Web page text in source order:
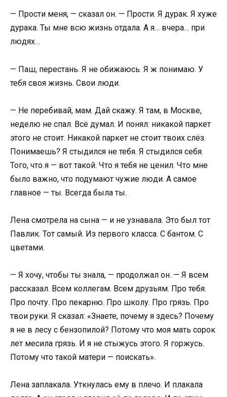
— Прости меня, — сказал он. — Прости. Я дурак. Я хуже
дурака. Ты мне всю жизнь отдала. А я… вчера… при
людях…
— Паш, перестань. Я не обижаюсь. Я ж понимаю. У
тебя своя жизнь. Свои люди.
— Не перебивай, мам. Дай скажу. Я там, в Москве,
неделю не спал. Всё думал. И понял: никакой паркет
этого не стоит. Никакой паркет не стоит твоих слёз.
Понимаешь? Я стыдился не тебя. Я стыдился себя.
Того, что я — вот такой. Что я тебя не ценил. Что мне
было важно, что подумают чужие люди. А самое
главное — ты. Всегда была ты.
Лена смотрела на сына — и не узнавала. Это был тот
Павлик. Тот самый. Из первого класса. С бантом. С
цветами.
— Я хочу, чтобы ты знала, — продолжал он. — Я всем
рассказал. Всем коллегам. Всем друзьям. Про тебя.
Про почту. Про пекарню. Про школу. Про грязь. Про
твои руки. Я сказал: «Знаете, почему я здесь? Почему
я не в лесу с бензопилой? Потому что моя мать сорок
лет месила грязь. И я не стыжусь этого. Я горжусь.
Потому что такой матери — поискать».
Лена заплакала. Уткнулась ему в плечо. И плакала